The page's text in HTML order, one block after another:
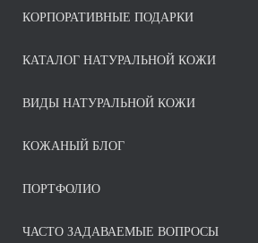
КОРПОРАТИВНЫЕ ПОДАРКИ
КАТАЛОГ НАТУРАЛЬНОЙ КОЖИ
ВИДЫ НАТУРАЛЬНОЙ КОЖИ
КОЖАНЫЙ БЛОГ
ПОРТФОЛИО
ЧАСТО ЗАДАВАЕМЫЕ ВОПРОСЫ